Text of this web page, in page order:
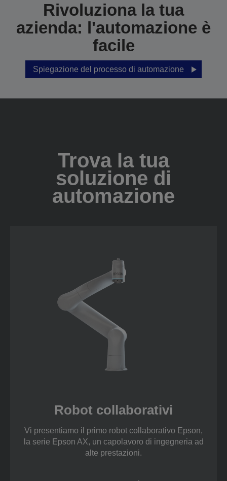
Rivoluziona la tua
azienda: l'automazione è
facile
Spiegazione del processo di automazione
Trova la tua
soluzione di
automazione
Robot collaborativi
Vi presentiamo il primo robot collaborativo Epson,
la serie Epson AX, un capolavoro di ingegneria ad
alte prestazioni.